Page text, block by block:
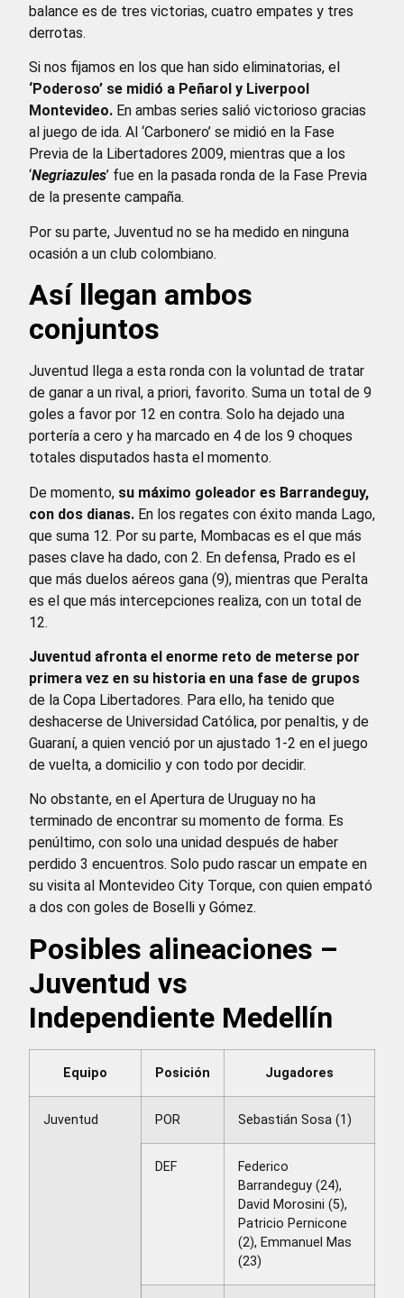
balance es de tres victorias, cuatro empates y tres
derrotas.
Si nos fijamos en los que han sido eliminatorias, el
‘Poderoso’ se midió a Peñarol y Liverpool
Montevideo. En ambas series salió victorioso gracias
al juego de ida. Al ‘Carbonero’ se midió en la Fase
Previa de la Libertadores 2009, mientras que a los
‘Negriazules’ fue en la pasada ronda de la Fase Previa
de la presente campaña.
Por su parte, Juventud no se ha medido en ninguna
ocasión a un club colombiano.
Así llegan ambos
conjuntos
Juventud llega a esta ronda con la voluntad de tratar
de ganar a un rival, a priori, favorito. Suma un total de 9
goles a favor por 12 en contra. Solo ha dejado una
portería a cero y ha marcado en 4 de los 9 choques
totales disputados hasta el momento.
De momento, su máximo goleador es Barrandeguy,
con dos dianas. En los regates con éxito manda Lago,
que suma 12. Por su parte, Mombacas es el que más
pases clave ha dado, con 2. En defensa, Prado es el
que más duelos aéreos gana (9), mientras que Peralta
es el que más intercepciones realiza, con un total de
12.
Juventud afronta el enorme reto de meterse por
primera vez en su historia en una fase de grupos
de la Copa Libertadores. Para ello, ha tenido que
deshacerse de Universidad Católica, por penaltis, y de
Guaraní, a quien venció por un ajustado 1-2 en el juego
de vuelta, a domicilio y con todo por decidir.
No obstante, en el Apertura de Uruguay no ha
terminado de encontrar su momento de forma. Es
penúltimo, con solo una unidad después de haber
perdido 3 encuentros. Solo pudo rascar un empate en
su visita al Montevideo City Torque, con quien empató
a dos con goles de Boselli y Gómez.
Posibles alineaciones –
Juventud vs
Independiente Medellín
Equipo Posición Jugadores
Juventud POR Sebastián Sosa (1)
DEF
Federico
Barrandeguy (24),
David Morosini (5),
Patricio Pernicone
(2), Emmanuel Mas
(23)